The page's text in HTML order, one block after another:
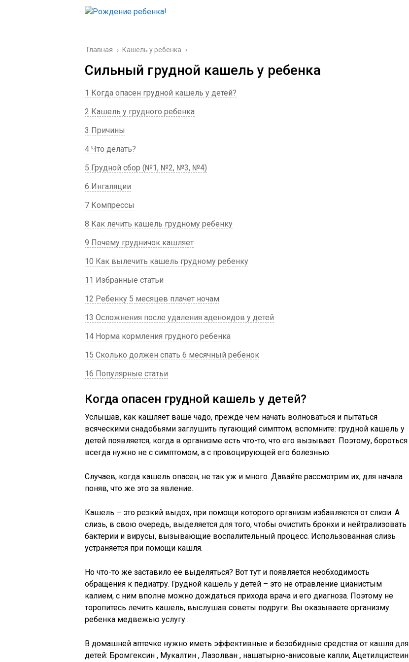
Главная › Кашель у ребенка ›
Сильный грудной кашель у ребенка
1 Когда опасен грудной кашель у детей?
2 Кашель у грудного ребенка
3 Причины
4 Что делать?
5 Грудной сбор (№1, №2, №3, №4)
6 Ингаляции
7 Компрессы
8 Как лечить кашель грудному ребенку
9 Почему грудничок кашляет
10 Как вылечить кашель грудному ребенку
11 Избранные статьи
12 Ребенку 5 месяцев плачет ночам
13 Осложнения после удаления аденоидов у детей
14 Норма кормления грудного ребенка
15 Сколько должен спать 6 месячный ребенок
16 Популярные статьи
Когда опасен грудной кашель у детей?
Услышав, как кашляет ваше чадо, прежде чем начать волноваться и пытаться
всяческими снадобьями заглушить пугающий симптом, вспомните: грудной кашель у
детей появляется, когда в организме есть что-то, что его вызывает. Поэтому, бороться
всегда нужно не с симптомом, а с провоцирующей его болезнью.
Случаев, когда кашель опасен, не так уж и много. Давайте рассмотрим их, для начала
поняв, что же это за явление.
Кашель – это резкий выдох, при помощи которого организм избавляется от слизи. А
слизь, в свою очередь, выделяется для того, чтобы очистить бронхи и нейтрализовать
бактерии и вирусы, вызывающие воспалительный процесс. Использованная слизь
устраняется при помощи кашля.
Но что-то же заставило ее выделяться? Вот тут и появляется необходимость
обращения к педиатру. Грудной кашель у детей – это не отравление цианистым
калием, с ним вполне можно дождаться прихода врача и его диагноза. Поэтому не
торопитесь лечить кашель, выслушав советы подруги. Вы оказываете организму
ребенка медвежью услугу .
В домашней аптечке нужно иметь эффективные и безобидные средства от кашля для
детей: Бромгексин , Мукалтин , Лазолван , нашатырно-анисовые капли, Ацетилцистеин